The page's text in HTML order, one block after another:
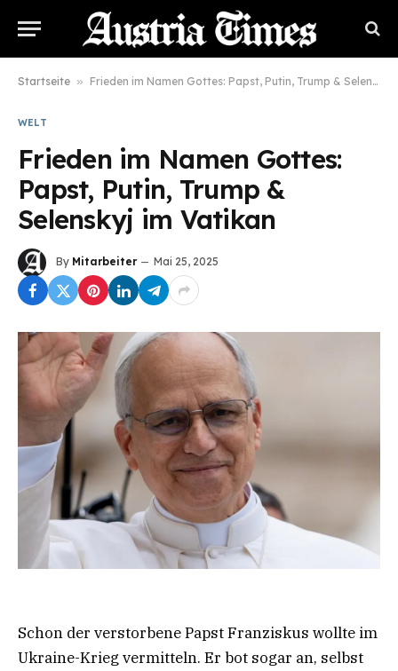
Startseite » Frieden im Namen Gottes: Papst, Putin, Trump & Selenskyj im Vatikan
WELT
Frieden im Namen Gottes:
Papst, Putin, Trump &
Selenskyj im Vatikan
By Mitarbeiter Mai 25, 2025
Schon der verstorbene Papst Franziskus wollte im
Ukraine-Krieg vermitteln. Er bot sogar an, selbst